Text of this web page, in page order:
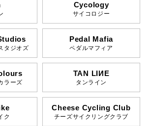
Cycology
サイコロジー
タジオズ
Pedal Mafia
ペダルマフィア
ラーズ
TAN LIИE
タンライン
ク
Cheese Cycling Club
チーズサイクリングクラブ